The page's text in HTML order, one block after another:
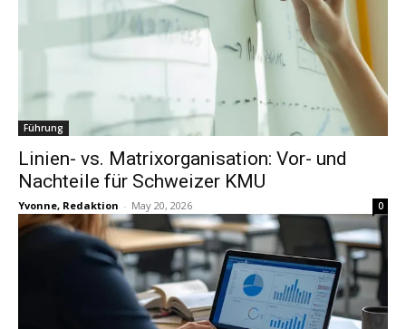
Führung
Linien- vs. Matrixorganisation: Vor- und
Nachteile für Schweizer KMU
Yvonne, Redaktion - May 20, 2026 0